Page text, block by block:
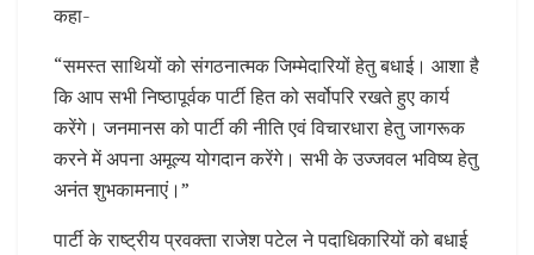
कहा-
“समस्त साथियों को संगठनात्मक जिम्मेदारियों हेतु बधाई। आशा है
कि आप सभी निष्ठापूर्वक पार्टी हित को सर्वोपरि रखते हुए कार्य
करेंगे। जनमानस को पार्टी की नीति एवं विचारधारा हेतु जागरूक
करने में अपना अमूल्य योगदान करेंगे। सभी के उज्जवल भविष्य हेतु
अनंत शुभकामनाएं।”
पार्टी के राष्ट्रीय प्रवक्ता राजेश पटेल ने पदाधिकारियों को बधाई